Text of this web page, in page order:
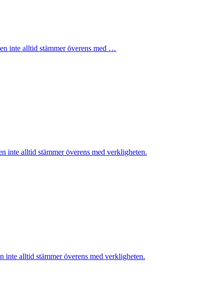
inte alltid stämmer överens med …
inte alltid stämmer överens med verkligheten.
inte alltid stämmer överens med verkligheten.